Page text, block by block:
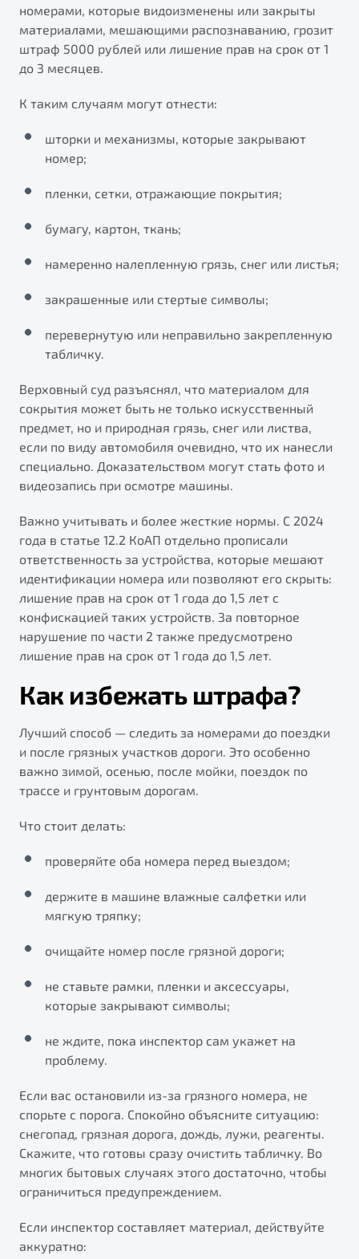
номерами, которые видоизменены или закрыты
материалами, мешающими распознаванию, грозит
штраф 5000 рублей или лишение прав на срок от 1
до 3 месяцев.
К таким случаям могут отнести:
шторки и механизмы, которые закрывают
номер;
пленки, сетки, отражающие покрытия;
бумагу, картон, ткань;
намеренно налепленную грязь, снег или листья;
закрашенные или стертые символы;
перевернутую или неправильно закрепленную
табличку.
Верховный суд разъяснял, что материалом для
сокрытия может быть не только искусственный
предмет, но и природная грязь, снег или листва,
если по виду автомобиля очевидно, что их нанесли
специально. Доказательством могут стать фото и
видеозапись при осмотре машины.
Важно учитывать и более жесткие нормы. С 2024
года в статье 12.2 КоАП отдельно прописали
ответственность за устройства, которые мешают
идентификации номера или позволяют его скрыть:
лишение прав на срок от 1 года до 1,5 лет с
конфискацией таких устройств. За повторное
нарушение по части 2 также предусмотрено
лишение прав на срок от 1 года до 1,5 лет.
Как избежать штрафа?
Лучший способ — следить за номерами до поездки
и после грязных участков дороги. Это особенно
важно зимой, осенью, после мойки, поездок по
трассе и грунтовым дорогам.
Что стоит делать:
проверяйте оба номера перед выездом;
держите в машине влажные салфетки или
мягкую тряпку;
очищайте номер после грязной дороги;
не ставьте рамки, пленки и аксессуары,
которые закрывают символы;
не ждите, пока инспектор сам укажет на
проблему.
Если вас остановили из-за грязного номера, не
спорьте с порога. Спокойно объясните ситуацию:
снегопад, грязная дорога, дождь, лужи, реагенты.
Скажите, что готовы сразу очистить табличку. Во
многих бытовых случаях этого достаточно, чтобы
ограничиться предупреждением.
Если инспектор составляет материал, действуйте
аккуратно: